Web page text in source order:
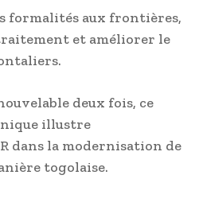
formalités aux frontières,
et améliorer le
deux fois, ce
illustre
dans la modernisation de
togolaise.